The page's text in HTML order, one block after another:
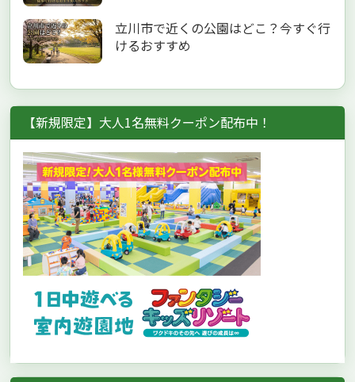
立川市で近くの公園はどこ？今すぐ行
けるおすすめ
【新規限定】大人1名無料クーポン配布中！